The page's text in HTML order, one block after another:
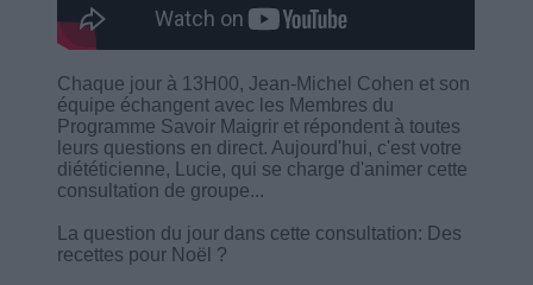
Chaque jour à 13H00, Jean-Michel Cohen et son
équipe échangent avec les Membres du
Programme Savoir Maigrir et répondent à toutes
leurs questions en direct. Aujourd'hui, c'est votre
diététicienne, Lucie, qui se charge d'animer cette
consultation de groupe...
La question du jour dans cette consultation: Des
recettes pour Noël ?